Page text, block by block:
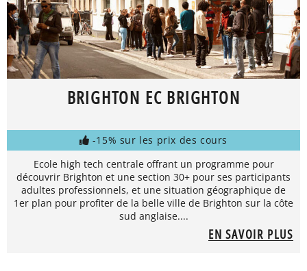
BRIGHTON EC BRIGHTON
-15% sur les prix des cours
Ecole high tech centrale offrant un programme pour
découvrir Brighton et une section 30+ pour ses participants
adultes professionnels, et une situation géographique de
1er plan pour profiter de la belle ville de Brighton sur la côte
sud anglaise....
EN SAVOIR PLUS